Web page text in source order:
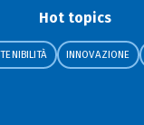
Hot topics
INNOVAZIONE